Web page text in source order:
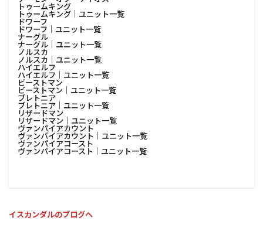
トゥームキング
トゥームキング│ユニット一覧
ドワーフ
ドワーフ│ユニット一覧
ナーグル
ナーグル│ユニット一覧
ノルスカ
ノルスカ│ユニット一覧
ハイエルフ
ハイエルフ│ユニット一覧
ビーストマン
ビーストマン│ユニット一覧
ブレトニア
ブレトニア│ユニット一覧
リザードマン
リザードマン│ユニット一覧
ヴァンパイアカウント
ヴァンパイアカウント│ユニット一覧
ヴァンパイアコースト
ヴァンパイアコースト│ユニット一覧
イスカンダルのブログへ